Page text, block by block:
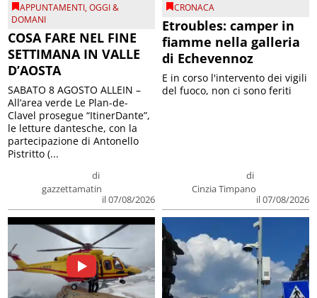
APPUNTAMENTI,OGGI &
DOMANI
COSA FARE NEL FINE
SETTIMANA IN VALLE
D’AOSTA
di
gazzettamatin
il 07/08/2026
SABATO 8 AGOSTO ALLEIN –
All’area verde Le Plan-de-
Clavel prosegue “ItinerDante”,
le letture dantesche, con la
partecipazione di Antonello
Pistritto (...
CRONACA
Etroubles: camper in
fiamme nella galleria
di Echevennoz
di
Cinzia Timpano
il 07/08/2026
E in corso l'intervento dei vigili
del fuoco, non ci sono feriti